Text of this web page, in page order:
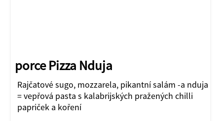
porce Pizza Nduja
Rajčatové sugo, mozzarela, pikantní salám -a nduja
= vepřová pasta s kalabrijských pražených chilli
papriček a koření